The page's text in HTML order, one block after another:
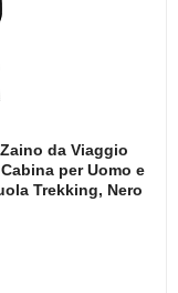
da Viaggio
per Uomo e
Trekking, Nero